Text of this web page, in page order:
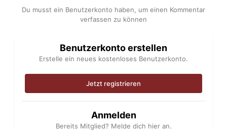
Du musst ein Benutzerkonto haben, um einen Kommentar
verfassen zu können
Benutzerkonto erstellen
Erstelle ein neues kostenloses Benutzerkonto.
Jetzt registrieren
Anmelden
Bereits Mitglied? Melde dich hier an.